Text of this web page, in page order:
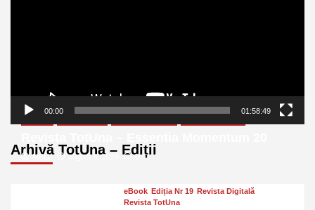
00:00 01:58:49
Arhivă TotUna – Ediții
MELL august 6, 2026 0
eBook Ediția Nr 19 Revista Digitală
Revista TotUna